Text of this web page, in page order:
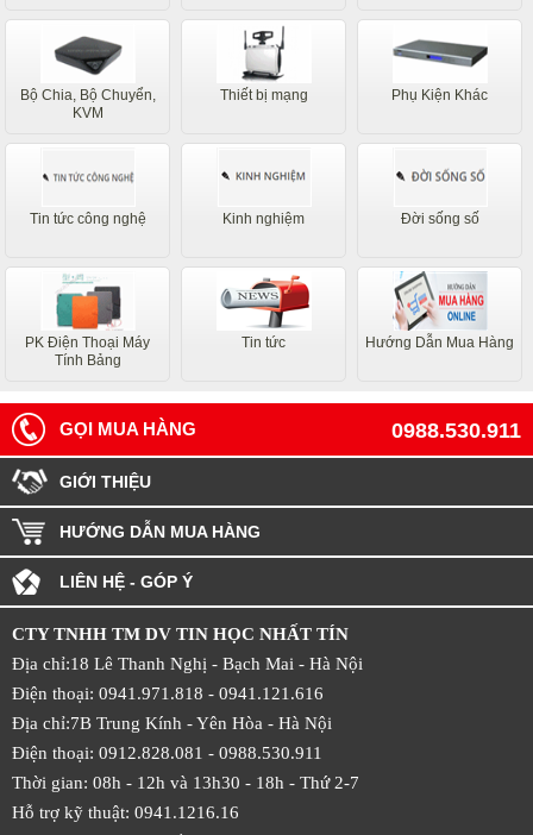
Bộ Chia, Bộ Chuyển,
KVM
Thiết bị mạng Phụ Kiện Khác
Tin tức công nghệ Kinh nghiệm Đời sống số
PK Điện Thoại Máy
Tính Bảng
Tin tức Hướng Dẫn Mua Hàng
0988.530.911
GỌI MUA HÀNG
GIỚI THIỆU
HƯỚNG DẪN MUA HÀNG
LIÊN HỆ - GÓP Ý
CTY TNHH TM DV TIN HỌC NHẤT TÍN
Địa chỉ:18 Lê Thanh Nghị - Bạch Mai - Hà Nội
Điện thoại: 0941.971.818 - 0941.121.616
Địa chỉ:7B Trung Kính - Yên Hòa - Hà Nội
Điện thoại: 0912.828.081 - 0988.530.911
Thời gian: 08h - 12h và 13h30 - 18h - Thứ 2-7
Hỗ trợ kỹ thuật: 0941.1216.16